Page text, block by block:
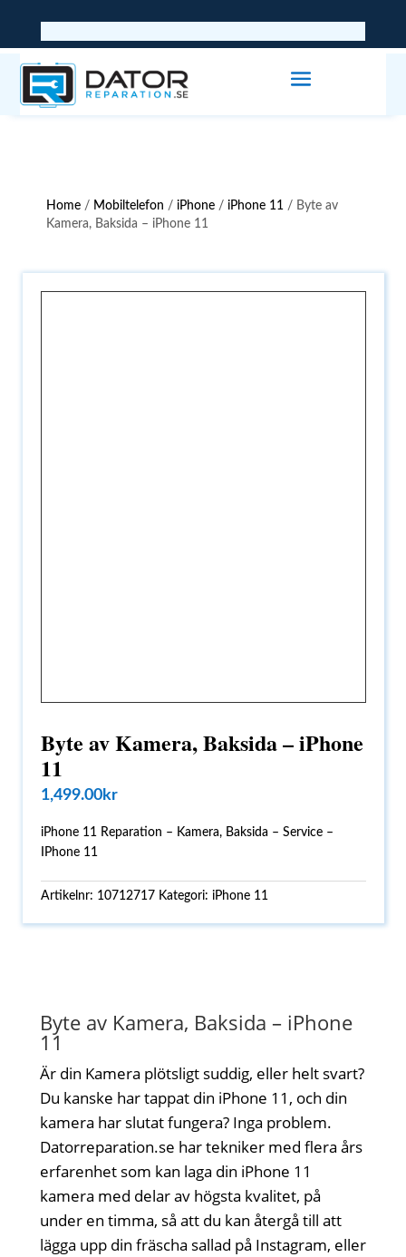
Home / Mobiltelefon / iPhone / iPhone 11 / Byte av
Kamera, Baksida – iPhone 11
Byte av Kamera, Baksida – iPhone
11
1,499.00kr
iPhone 11 Reparation – Kamera, Baksida – Service –
IPhone 11
Artikelnr: 10712717 Kategori: iPhone 11
Byte av Kamera, Baksida – iPhone
11
Är din Kamera plötsligt suddig, eller helt svart?
Du kanske har tappat din iPhone 11, och din
kamera har slutat fungera? Inga problem.
Datorreparation.se har tekniker med flera års
erfarenhet som kan laga din iPhone 11
kamera med delar av högsta kvalitet, på
under en timma, så att du kan återgå till att
lägga upp din fräscha sallad på Instagram, eller